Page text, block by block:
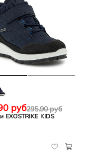
EXOSTRIKE KIDS
295.90 руб
руб